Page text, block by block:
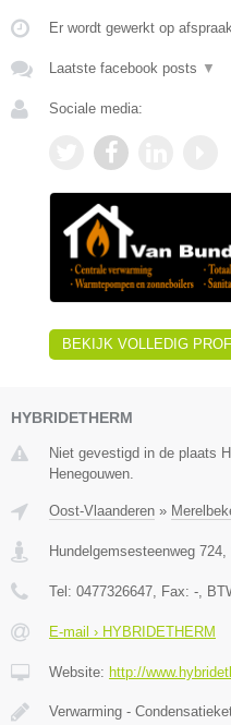
Er wordt gewerkt op
Laatste facebook posts ▼
Sociale media:
BEKIJK VOLLEDIG
HYBRIDETHERM
Niet gevestigd in de plaats
Henegouwen.
Oost-Vlaanderen »
Hundelgemsesteenweg 724,
Tel: 0477326647, Fax: -,
E-mail › HYBRIDETHERM
Website: http://
Verwarming -